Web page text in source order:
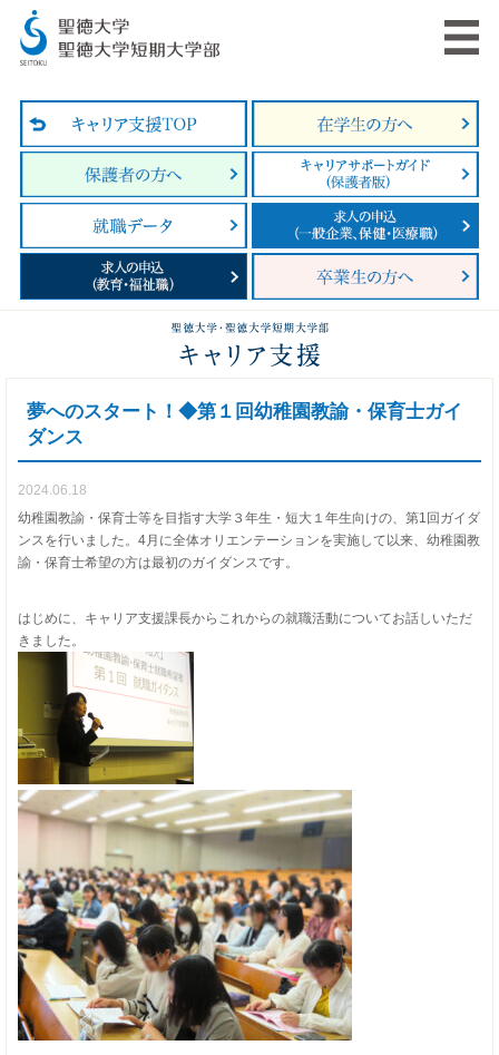
夢へのスタート！◆第１回幼稚園教諭・保育士ガイ
ダンス
2024.06.18
幼稚園教諭・保育士等を目指す大学３年生・短大１年生向けの、第1回ガイダ
ンスを行いました。4月に全体オリエンテーションを実施して以来、幼稚園教
諭・保育士希望の方は最初のガイダンスです。
はじめに、キャリア支援課長からこれからの就職活動についてお話しいただ
きました。